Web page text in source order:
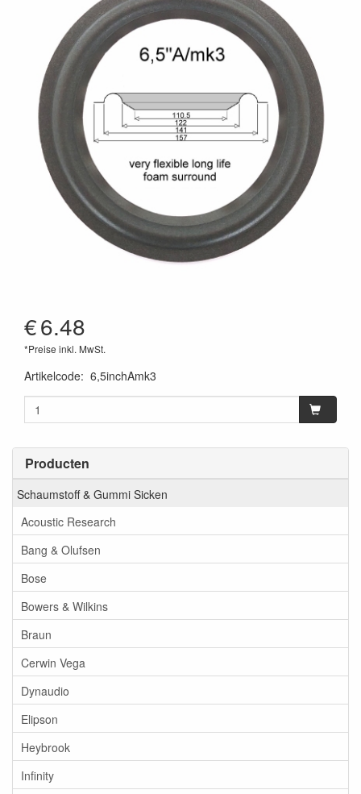
Producten
Schaumstoff & Gummi Sicken
Acoustic Research
Bang & Olufsen
Bose
Bowers & Wilkins
Braun
Cerwin Vega
Dynaudio
Elipson
Heybrook
Infinity
€6.48
*Preise inkl. MwSt.
Artikelcode: 6,5inchAmk3